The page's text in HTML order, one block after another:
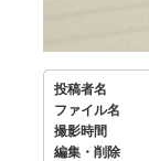
投稿者名
ファイル名
撮影時間
編集・削除